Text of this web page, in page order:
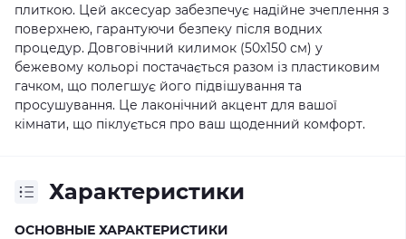
плиткою. Цей аксесуар забезпечує надійне зчеплення з
поверхнею, гарантуючи безпеку після водних
процедур. Довговічний килимок (50х150 см) у
бежевому кольорі постачається разом із пластиковим
гачком, що полегшує його підвішування та
просушування. Це лаконічний акцент для вашої
кімнати, що піклується про ваш щоденний комфорт.
Характеристики
ОСНОВНЫЕ ХАРАКТЕРИСТИКИ